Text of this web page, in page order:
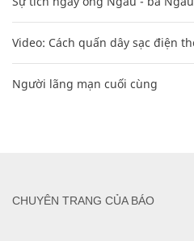
Video: Cách quấn dây sạc điện
Người lãng mạn cuối cùng
CHUYÊN TRANG CỦA BÁO